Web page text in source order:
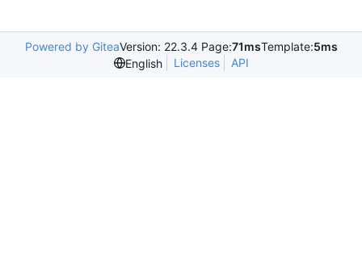
Powered by GiteaVersion: 22.3.4 Page:71msTemplate:5ms
English
Licenses API